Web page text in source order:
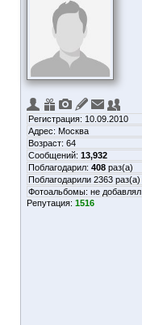
Регистрация: 10.09.2010
Адрес: Москва
Возраст: 64
Сообщений: 13,932
Поблагодарил: 408 раз(а)
Поблагодарили 2363 раз(а)
Фотоальбомы: не добавлял
Репутация: 1516